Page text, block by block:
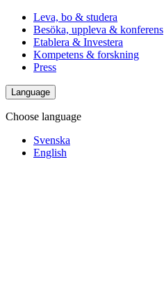
Leva, bo & studera
Besöka, uppleva & konferens
Etablera & Investera
Kompetens & forskning
Press
Language
Choose language
Svenska
English